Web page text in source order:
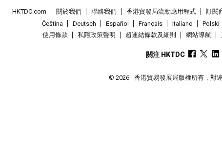
HKTDC.com 關於我們 聯絡我們 香港貿發局流動應用程式 訂閱
Čeština
Deutsch Español Français Italiano Polski
使用條款
私隱政策聲明 超連結條款及細則 網站導航
關注 HKTDC
© 2026 香港貿易發展局版權所有，對